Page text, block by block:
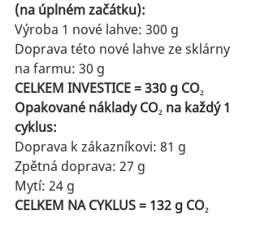
(na úplném začátku):
Výroba 1 nové lahve: 300 g
Doprava této nové lahve ze sklárny
na farmu: 30 g
CELKEM INVESTICE = 330 g CO₂
Opakované náklady CO₂ na každý 1
cyklus:
Doprava k zákazníkovi: 81 g
Zpětná doprava: 27 g
Mytí: 24 g
CELKEM NA CYKLUS = 132 g CO₂